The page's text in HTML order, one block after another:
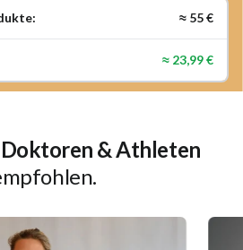
≈ 55 €
≈ 23,99 €
& Athleten